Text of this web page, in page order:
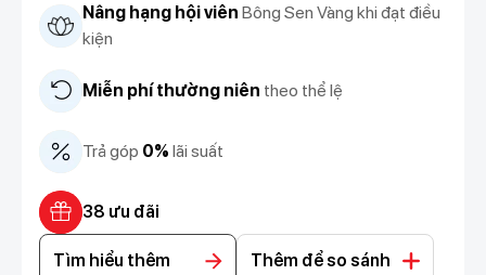
Nâng hạng hội viên Bông Sen Vàng khi đạt điều
kiện
Miễn phí thường niên theo thể lệ
Trả góp 0% lãi suất
38 ưu đãi
Tìm hiểu thêm Thêm để so sánh